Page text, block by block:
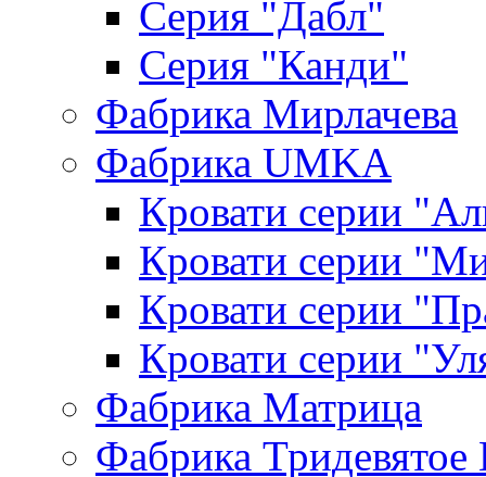
Серия "Дабл"
Серия "Канди"
Фабрика Мирлачева
Фабрика UMKA
Кровати серии
Кровати серии
Кровати серии
Кровати серии
Фабрика Матрица
Фабрика Тридевятое